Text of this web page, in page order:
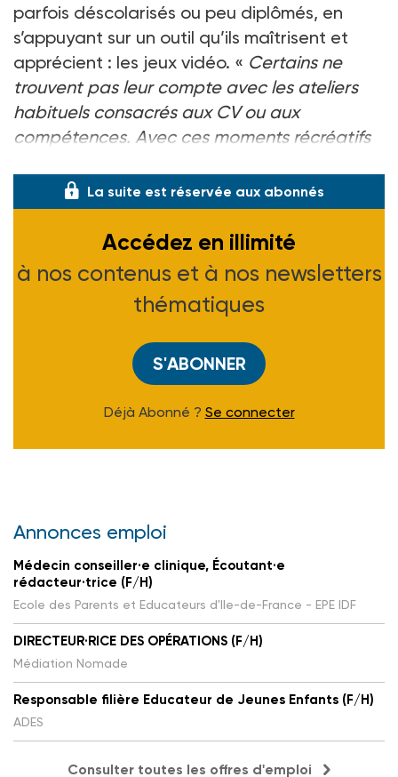
parfois déscolarisés ou peu diplômés, en
s’appuyant sur un outil qu’ils maîtrisent et
apprécient : les jeux vidéo. « Certains ne
trouvent pas leur compte avec les ateliers
habituels consacrés aux CV ou aux
compétences. Avec ces moments récréatifs
La suite est réservée aux abonnés
Accédez en illimité
à nos contenus et à nos newsletters
thématiques
S'ABONNER
Déjà Abonné ? Se connecter
Annonces emploi
Médecin conseiller·e clinique, Écoutant·e
rédacteur·trice (F/H)
Ecole des Parents et Educateurs d'Ile-de-France - EPE IDF
DIRECTEUR·RICE DES OPÉRATIONS (F/H)
Médiation Nomade
Responsable filière Educateur de Jeunes Enfants (F/H)
ADES
Consulter toutes les offres d'emploi